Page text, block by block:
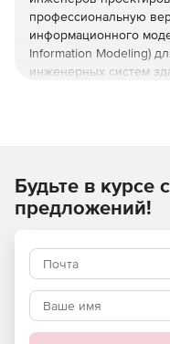
профессиональную
информационного
Information Modeling)
инженерных систем
электроснабжению,
другим инженерным
процессы открытого
данными (IFC —
Используйте
быстрой и
систем объектов и
Будьте в
предложений!